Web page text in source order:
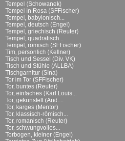
Tempel (Schowanek)
Tempel in Rosa (SFFischer)
Tempel, babylonisch...
Tempel, deutsch (Engel)
Tempel, griechisch (Reuter)
Tempel, quadratisch...
Tempel, römisch (SFFischer)
Tim, persönlich (Kellner)
Tisch und Sessel (Div. VK)
Tisch und Stühle (ALLBA)
Tischgarnitur (Sina)
Tor im Tor (SFFischer)
Tor, buntes (Reuter)
Tor, einfaches (Karl Louis...
Tor, gekünstelt (And....
Tor, karges (Mentor)
Tor, klassisch-römisch...
Tor, romanisch (Reuter)
Tor, schwungvolles...
Torbogen, kleiner (Engel)